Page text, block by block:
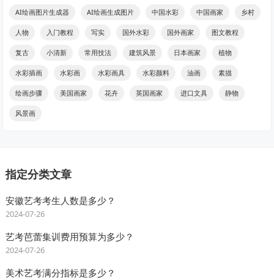
AI绘画图片生成器 AI绘画生成图片 中国水彩 中国画家 乡村
人物 入门教程 写实 国外水彩 国外画家 图文教程
复古 小清新 常用技法 建筑风景 日本画家 植物
水彩插画 水彩画 水彩画具 水彩颜料 油画 素描
绘画步骤 美国画家 花卉 英国画家 进口文具 静物
风景画
指定分类文章
安徽艺考考生人数是多少？
2024-07-26
艺考芭蕾集训费用预算为多少？
2024-07-26
美术艺考满分指标是多少？